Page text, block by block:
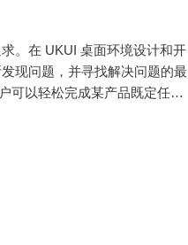
。在 UKUI 桌面环境设计和开
现问题，并寻找解决问题的最
可以轻松完成某产品既定任务